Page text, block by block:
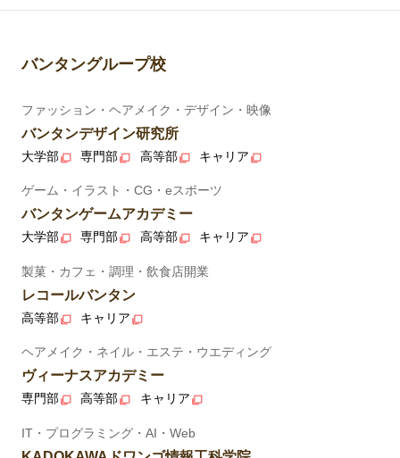
バンタングループ校
ファッション・ヘアメイク・デザイン・映像
バンタンデザイン研究所
大学部 専門部 高等部 キャリア
ゲーム・イラスト・CG・eスポーツ
バンタンゲームアカデミー
大学部 専門部 高等部 キャリア
製菓・カフェ・調理・飲食店開業
レコールバンタン
高等部 キャリア
ヘアメイク・ネイル・エステ・ウエディング
ヴィーナスアカデミー
専門部 高等部 キャリア
IT・プログラミング・AI・Web